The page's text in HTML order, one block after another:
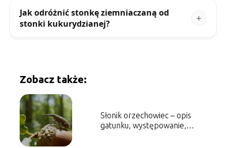
Jak odróżnić stonkę ziemniaczaną od
stonki kukurydzianej?
Zobacz także:
Słonik orzechowiec – opis
gatunku, występowanie,